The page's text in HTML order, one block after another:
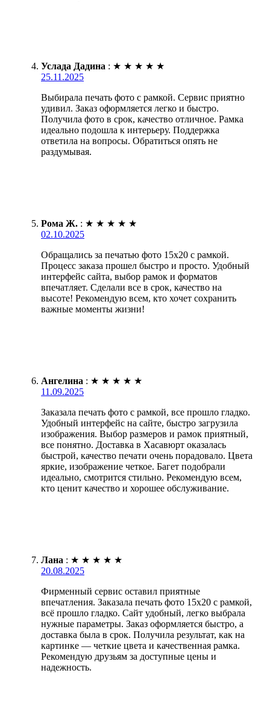
Услада Дадина : ★ ★ ★ ★ ★
25.11.2025
Выбирала печать фото с рамкой. Сервис приятно
удивил. Заказ оформляется легко и быстро.
Получила фото в срок, качество отличное. Рамка
идеально подошла к интерьеру. Поддержка
ответила на вопросы. Обратиться опять не
раздумывая.
Рома Ж. : ★ ★ ★ ★ ★
02.10.2025
Обращались за печатью фото 15х20 с рамкой.
Процесс заказа прошел быстро и просто. Удобный
интерфейс сайта, выбор рамок и форматов
впечатляет. Сделали все в срок, качество на
высоте! Рекомендую всем, кто хочет сохранить
важные моменты жизни!
Ангелина : ★ ★ ★ ★ ★
11.09.2025
Заказала печать фото с рамкой, все прошло гладко.
Удобный интерфейс на сайте, быстро загрузила
изображения. Выбор размеров и рамок приятный,
все понятно. Доставка в Хасавюрт оказалась
быстрой, качество печати очень порадовало. Цвета
яркие, изображение четкое. Багет подобрали
идеально, смотрится стильно. Рекомендую всем,
кто ценит качество и хорошее обслуживание.
Лана : ★ ★ ★ ★ ★
20.08.2025
Фирменный сервис оставил приятные
впечатления. Заказала печать фото 15х20 с рамкой,
всё прошло гладко. Сайт удобный, легко выбрала
нужные параметры. Заказ оформляется быстро, а
доставка была в срок. Получила результат, как на
картинке — четкие цвета и качественная рамка.
Рекомендую друзьям за доступные цены и
надежность.